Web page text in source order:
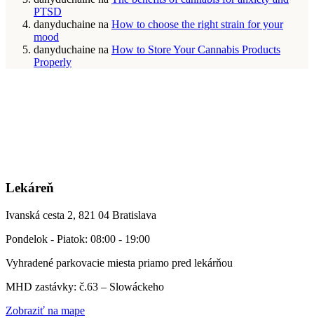
PTSD
danyduchaine na How to choose the right strain for your
mood
danyduchaine na How to Store Your Cannabis Products
Properly
Lekáreň
Ivanská cesta 2, 821 04 Bratislava
Pondelok - Piatok: 08:00 - 19:00
Vyhradené parkovacie miesta priamo pred lekárňou
MHD zastávky: č.63 – Slowáckeho
Zobraziť na mape